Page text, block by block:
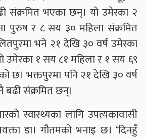
संक्रमित भएका छन्। यो उमेरका २
पुरुष र ८ सय ३० महिला संक्रमित
भने २१ देखि ३० वर्ष उमेरका
उमेरका १ सय ८१ महिला र १ सय ६९
छ। भक्तपुरमा पनि २१ देखि ३० वर्ष
बढी संक्रमित छन्।
स्वास्थ्यका लागि उपत्यकावासी
डा। गौतमको भनाइ छ। ‘दिनहुँ